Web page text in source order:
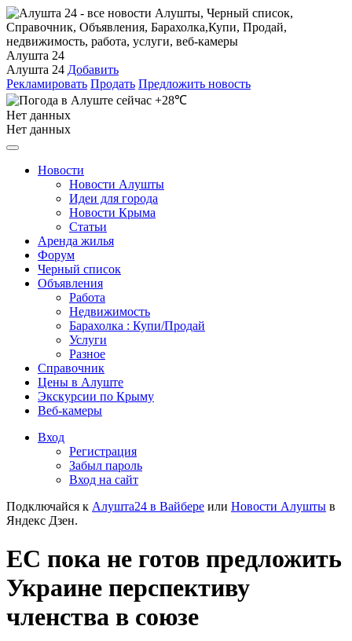
Алушта 24
Алушта 24 Добавить
Рекламировать Продать Предложить новость
+28℃
Нет данных
Нет данных
Новости
Новости Алушты
Идеи для города
Новости Крыма
Статьи
Аренда жилья
Форум
Черный список
Объявления
Работа
Недвижимость
Барахолка : Купи/Продай
Услуги
Разное
Справочник
Цены в Алуште
Экскурсии по Крыму
Веб-камеры
Вход
Регистрация
Забыл пароль
Вход на сайт
Подключайся к Алушта24 в Вайбере или Новости Алушты в
Яндекс Дзен.
ЕС пока не готов предложить
Украине перспективу
членства в союзе